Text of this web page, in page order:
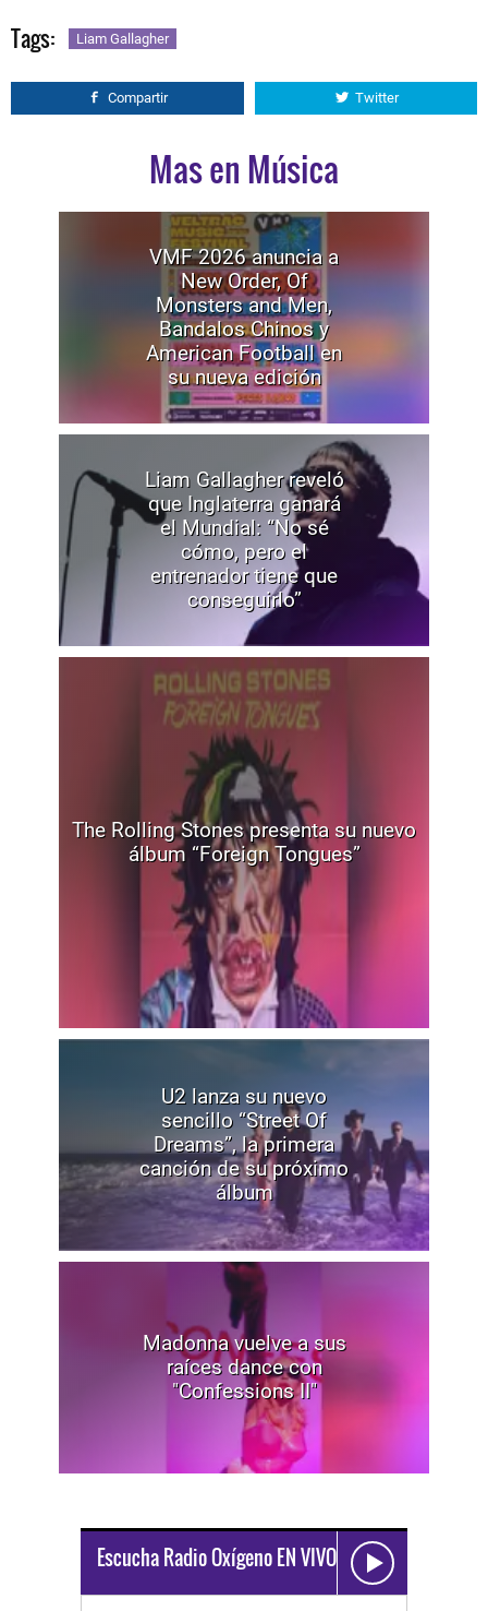
Tags: Liam Gallagher
Compartir Twitter
Mas en Música
VMF 2026 anuncia a
New Order, Of
Monsters and Men,
Bandalos Chinos y
American Football en
su nueva edición
Liam Gallagher reveló
que Inglaterra ganará
el Mundial: “No sé
cómo, pero el
entrenador tiene que
conseguirlo”
The Rolling Stones presenta su nuevo
álbum “Foreign Tongues”
U2 lanza su nuevo
sencillo “Street Of
Dreams”, la primera
canción de su próximo
álbum
Madonna vuelve a sus
raíces dance con
"Confessions II"
Escucha Radio Oxígeno EN VIVO